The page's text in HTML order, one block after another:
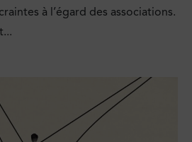
à l’égard des associations.